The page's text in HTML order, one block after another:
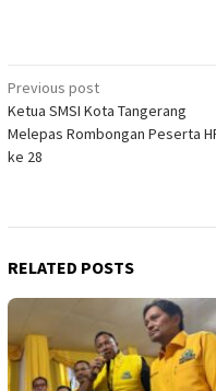
Post
navigation
Previous post
Ketua SMSI Kota Tangerang
Melepas Rombongan Peserta
ke 28
RELATED POSTS